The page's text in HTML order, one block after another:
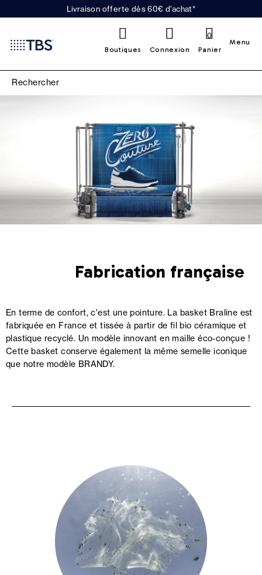
Livraison offerte dès 60€ d'achat*
Boutiques Connexion Panier
0
Menu
Fabrication française
En terme de confort, c'est une pointure. La basket Braline est
fabriquée en France et tissée à partir de fil bio céramique et
plastique recyclé. Un modèle innovant en maille éco-conçue !
Cette basket conserve également la même semelle iconique
que notre modèle BRANDY.